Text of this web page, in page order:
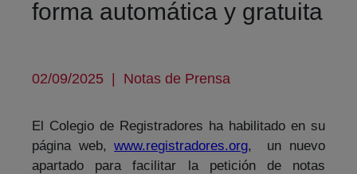
forma automática y gratuita
02/09/2025 | Notas de Prensa
El Colegio de Registradores ha habilitado en su
página web,www.registradores.org, un nuevo
apartado para facilitar la petición de notas